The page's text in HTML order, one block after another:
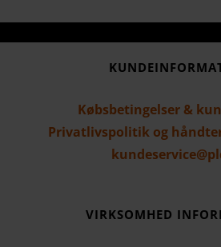
Købsbetingelser &
Privatlivspolitik og
VIRKSOMHED